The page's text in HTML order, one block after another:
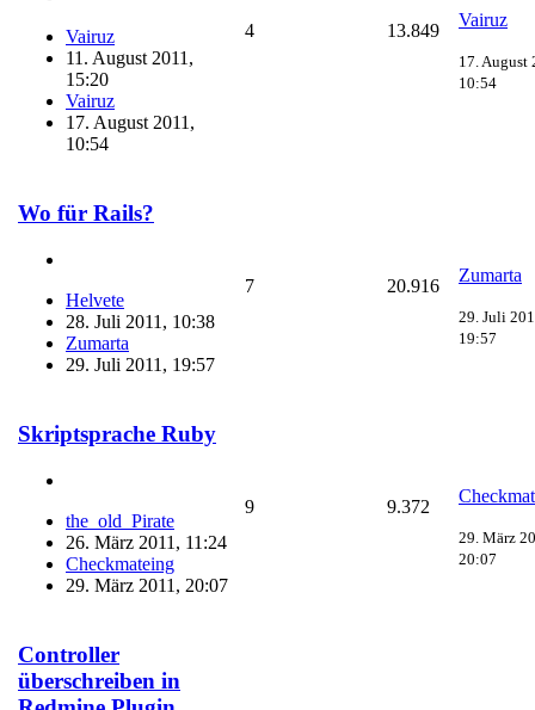
Vairuz
11. August 2011,
15:20
Vairuz
17. August 2011,
10:54
4 13.849
Vairuz
17. August
10:54
Wo für Rails?
Helvete
28. Juli 2011, 10:38
Zumarta
29. Juli 2011, 19:57
7 20.916
Zumarta
29. Juli
19:57
Skriptsprache Ruby
the_old_Pirate
26. März 2011, 11:24
Checkmateing
29. März 2011, 20:07
9 9.372
29. März
20:07
Controller
überschreiben in